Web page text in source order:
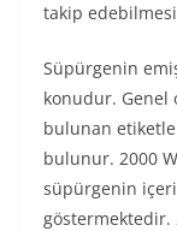
takip
Süpürgenin
konudur.
bulunan
bulunur. 2000
süpürgenin
göstermektedir.